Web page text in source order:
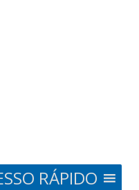
RÁPIDO